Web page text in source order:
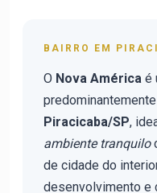
BAIRRO EM
O Nova América é
Piracicaba/SP,
ambiente tranquilo
de cidade do
desenvolvimento e